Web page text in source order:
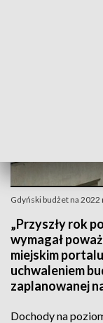
Gdyński budżet na 2022
„Przyszły rok
wymagał
miejskim
uchwaleniem
zaplanowanej
Dochody na